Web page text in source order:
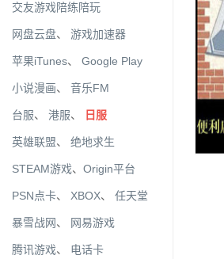
交友游戏陪练陪玩
网盘云盘、 游戏加速器
苹果iTunes、 Google Play
小说漫画、 音乐FM
台服、 港服、 日服
英雄联盟、 绝地求生
STEAM游戏、 Origin平台
PSN点卡、 XBOX、 任天堂
暴雪战网、 网易游戏
腾讯游戏、 电话卡